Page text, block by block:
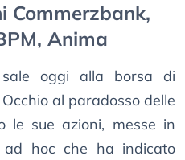
Commerzbank,
Anima
sale oggi alla borsa di
al paradosso delle
le sue azioni, messe in
hoc che ha indicato